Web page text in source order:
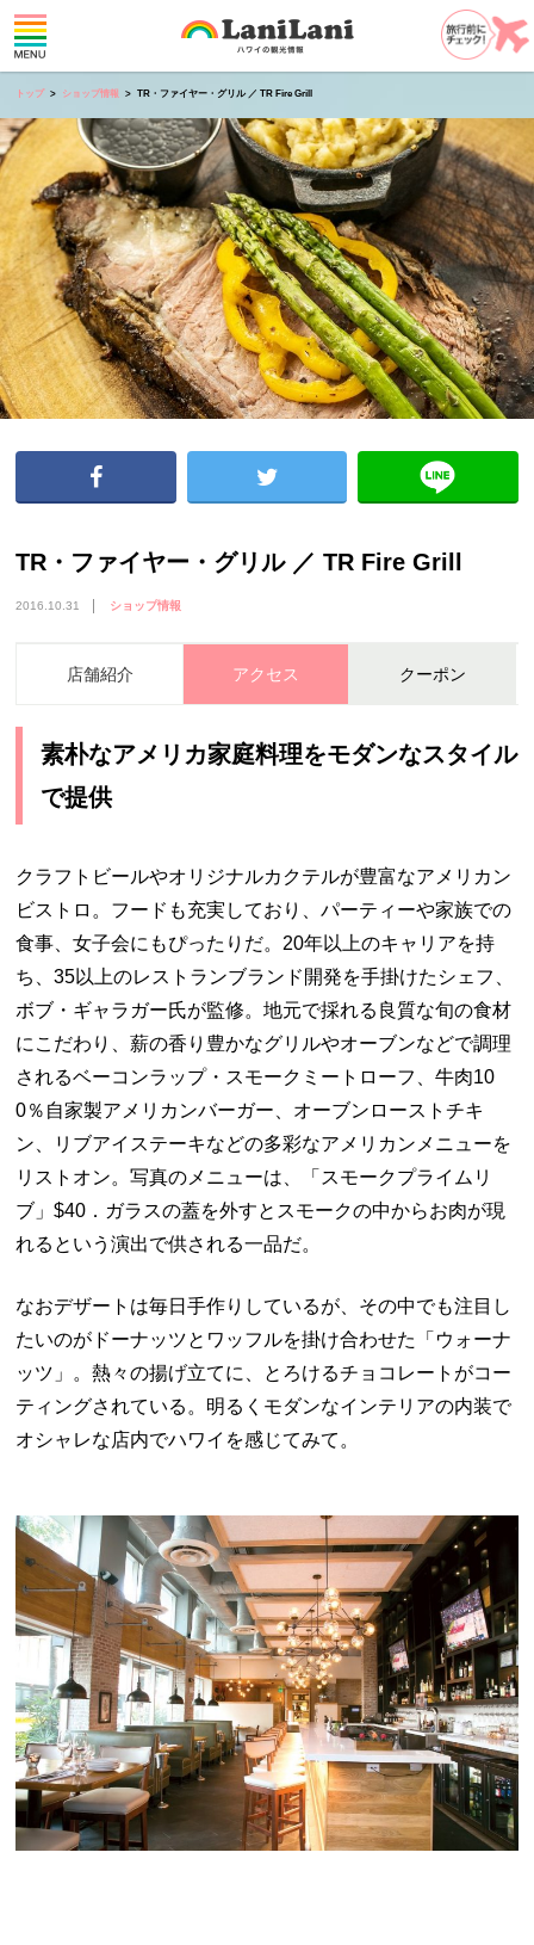
トップ ショップ情報 TR・ファイヤー・グリル ／ TR Fire Grill
TR・ファイヤー・グリル ／ TR Fire Grill
2016.10.31 ショップ情報
店舗紹介 アクセス クーポン
素朴なアメリカ家庭料理をモダンなスタイル
で提供
クラフトビールやオリジナルカクテルが豊富なアメリカン
ビストロ。フードも充実しており、パーティーや家族での
食事、女子会にもぴったりだ。 20年以上のキャリアを持
ち、35以上のレストランブランド開発を手掛けたシェフ、
ボブ・ギャラガー氏が監修。地元で採れる良質な旬の食材
にこだわり、薪の香り豊かなグリルやオーブンなどで調理
されるベーコンラップ・スモークミートローフ、牛肉10
0％自家製アメリカンバーガー、オーブンローストチキ
ン、リブアイステーキなどの多彩なアメリカンメニューを
リストオン。写真のメニューは、「スモークプライムリ
ブ」$40．ガラスの蓋を外すとスモークの中からお肉が現
れるという演出で供される一品だ。
なおデザートは毎日手作りしているが、その中でも注目し
たいのがドーナッツとワッフルを掛け合わせた「ウォーナ
ッツ」。熱々の揚げ立てに、とろけるチョコレートがコー
ティングされている。明るくモダンなインテリアの内装で
オシャレな店内でハワイを感じてみて。